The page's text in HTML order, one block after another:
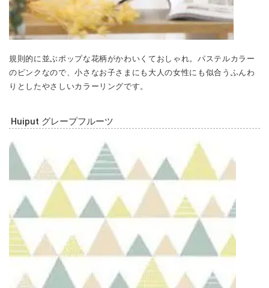
規則的に並ぶポップな花柄がかわいくておしゃれ。パステルカラー
のピンクなので、小さなお子さまにも大人の女性にも似合うふんわ
りとしたやさしいカラーリングです。
Huiput グレープフルーツ